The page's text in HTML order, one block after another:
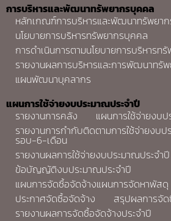
การบริหารและพัฒนาทรัพยากรบุคคล
หลักเกณฑ์การบริหารและพัฒนาทรัพยา
นโยบายการบริหารทรัพยากรบุคคล
การดำเนินการตามนโยบายการบริหารท
รายงานผลการบริหารและการพัฒนาทรั
แผนพัฒนาบุคลากร
แผนการใช้จ่ายงบประมาณประจำปี
รายงานการคลัง
แผนการใช้จ่ายงบ
รายงานการกำกับติดตามการใช้จ่ายงบ
รอบ-6-เดือน
รายงานผลการใช้จ่ายงบประมาณประจำปี
ข้อบัญญัติงบประมาณประจำปี
แผนการจัดซื้อจัดจ้างแผนการจัดหาพัสดุ
ประกาศจัดซื้อจัดจ้าง
สรุปผลการจัด
รายงานผลการจัดซื้อจัดจ้างประจำปี